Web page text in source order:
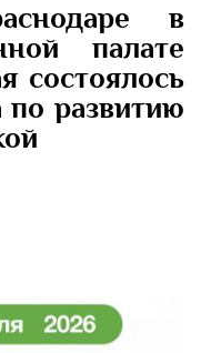
в
палате
состоялось
по развитию